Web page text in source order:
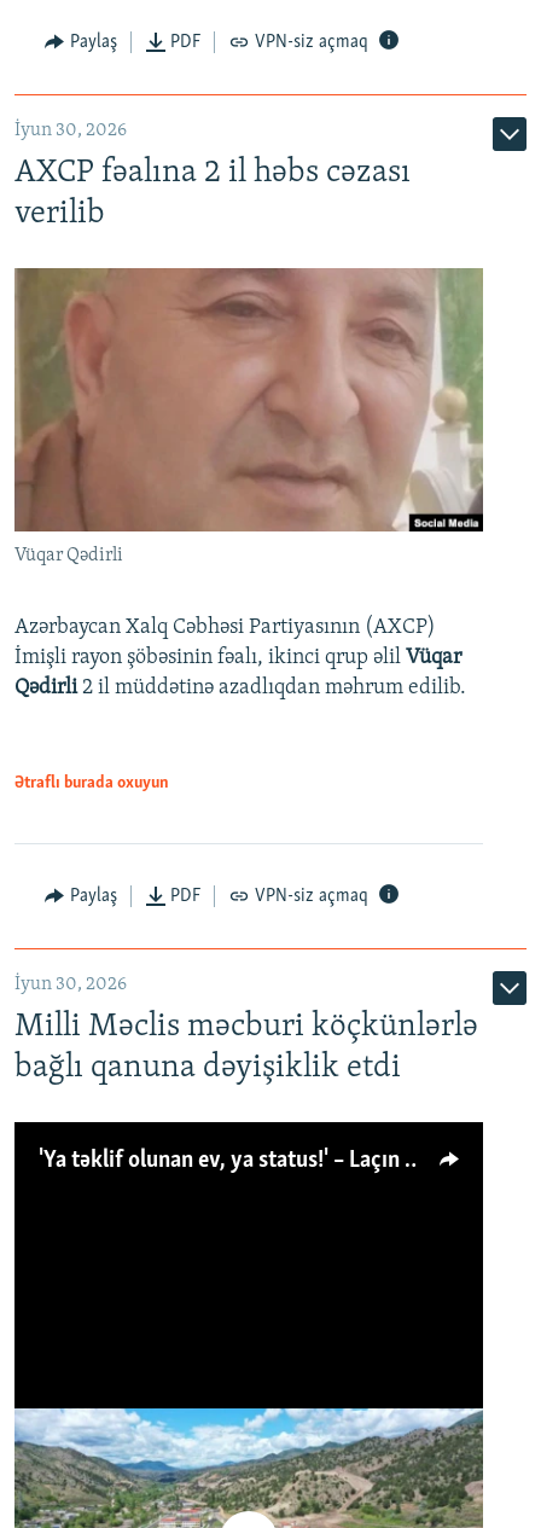
Paylaş PDF VPN-siz açmaq
İyun 30, 2026
AXCP fəalına 2 il həbs cəzası
verilib
Vüqar Qədirli
Azərbaycan Xalq Cəbhəsi Partiyasının (AXCP)
İmişli rayon şöbəsinin fəalı, ikinci qrup əlil Vüqar
Qədirli2 il müddətinə azadlıqdan məhrum edilib.
Ətraflı burada oxuyun
Paylaş PDF VPN-siz açmaq
İyun 30, 2026
Milli Məclis məcburi köçkünlərlə
bağlı qanuna dəyişiklik etdi
'Ya təklif olunan ev, ya status!' – Laçın köçkünü: 'Laçından başqa heç hara!'